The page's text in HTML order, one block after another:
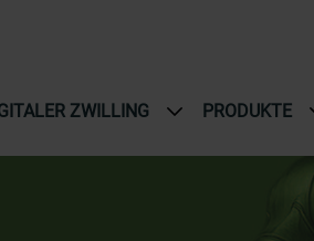
ZWILLING PRODUKTE